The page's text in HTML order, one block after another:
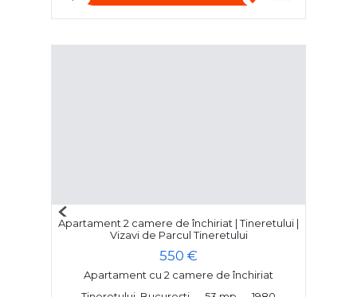
Apartament 2 camere de închiriat | Tineretului |
Vizavi de Parcul Tineretului
550 €
Apartament cu 2 camere de închiriat